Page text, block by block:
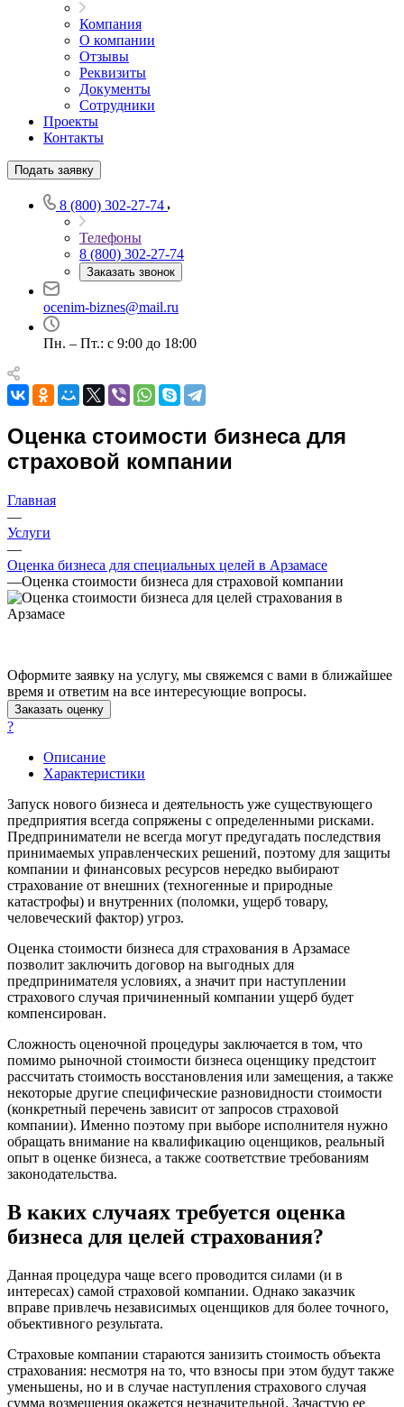
Компания
О компании
Отзывы
Реквизиты
Документы
Сотрудники
Проекты
Контакты
Подать заявку
8 (800) 302-27-74
Телефоны
8 (800) 302-27-74
Заказать звонок
ocenim-biznes@mail.ru
Пн. – Пт.: с 9:00 до 18:00
Оценка стоимости бизнеса для
страховой компании
Главная
—
Услуги
—
Оценка бизнеса для специальных целей в Арзамасе
—Оценка стоимости бизнеса для страховой компании
Оформите заявку на услугу, мы свяжемся с вами в ближайшее
время и ответим на все интересующие вопросы.
Заказать оценку
?
Описание
Характеристики
Запуск нового бизнеса и деятельность уже существующего
предприятия всегда сопряжены с определенными рисками.
Предприниматели не всегда могут предугадать последствия
принимаемых управленческих решений, поэтому для защиты
компании и финансовых ресурсов нередко выбирают
страхование от внешних (техногенные и природные
катастрофы) и внутренних (поломки, ущерб товару,
человеческий фактор) угроз.
Оценка стоимости бизнеса для страхования в Арзамасе
позволит заключить договор на выгодных для
предпринимателя условиях, а значит при наступлении
страхового случая причиненный компании ущерб будет
компенсирован.
Сложность оценочной процедуры заключается в том, что
помимо рыночной стоимости бизнеса оценщику предстоит
рассчитать стоимость восстановления или замещения, а также
некоторые другие специфические разновидности стоимости
(конкретный перечень зависит от запросов страховой
компании). Именно поэтому при выборе исполнителя нужно
обращать внимание на квалификацию оценщиков, реальный
опыт в оценке бизнеса, а также соответствие требованиям
законодательства.
В каких случаях требуется оценка
бизнеса для целей страхования?
Данная процедура чаще всего проводится силами (и в
интересах) самой страховой компании. Однако заказчик
вправе привлечь независимых оценщиков для более точного,
объективного результата.
Страховые компании стараются занизить стоимость объекта
страхования: несмотря на то, что взносы при этом будут также
уменьшены, но и в случае наступления страхового случая
сумма возмещения окажется незначительной. Зачастую ее
Выберите ваш город
Например: Арзамас
Абдулино
Абинск
Аксай
Алушта
Альметьевск
Анапа
Ангарск
Анжеро-Судженск
Апатиты
Арамиль
Арзамас
Архангельск
Асбест
Асино
Ачинск
Аша
Баймак
Балаково
Балашиха
Балашов
Барабинск
Барнаул
Батайск
Бахчисарай
Белая Калитва
Белебей
Белово
Белогорск
Белорецк
Белоярский
Бердск
Березники
Бийск
Биробиджан
Бирск
Бирюч
Благодарный
Богородицк
Большой Камень
Бор
Борзя
Боровичи
Братск